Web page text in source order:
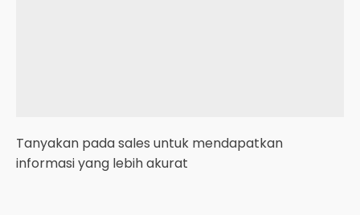
Tanyakan pada sales untuk mendapatkan
informasi yang lebih akurat